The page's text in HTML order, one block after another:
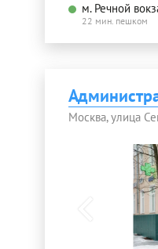
м. Речной
22 мин. пешком
Москва, улица